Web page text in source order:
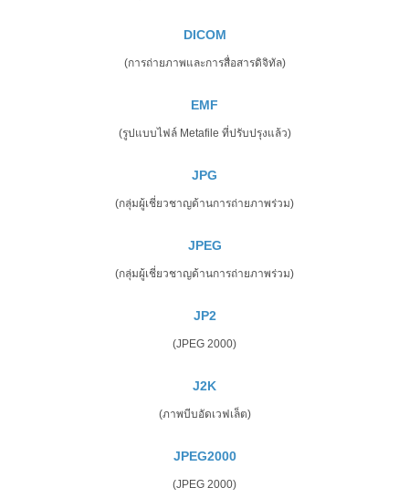
DICOM
(การถ่ายภาพและการสื่อสารดิจิทัล)
EMF
(รูปแบบไฟล์ Metafile ที่ปรับปรุงแล้ว)
JPG
(กลุ่มผู้เชี่ยวชาญด้านการถ่ายภาพร่วม)
JPEG
(กลุ่มผู้เชี่ยวชาญด้านการถ่ายภาพร่วม)
JP2
(JPEG 2000)
J2K
(ภาพบีบอัดเวฟเล็ต)
JPEG2000
(JPEG 2000)